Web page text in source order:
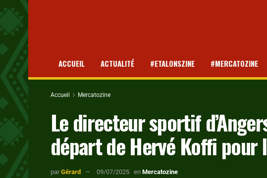
ACCUEIL ACTUALITÉ #ETALONSZINE #MERCATOZINE
Accueil Mercatozine
Le directeur sportif
départ de Hervé Koffi pour
par Gérard 09/07/2025 en Mercatozine